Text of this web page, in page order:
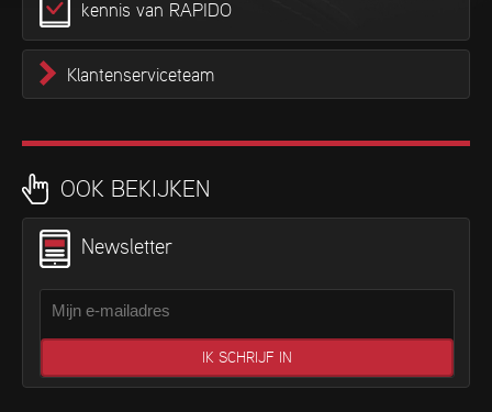
kennis van RAPIDO
Klantenserviceteam
OOK BEKIJKEN
Newsletter